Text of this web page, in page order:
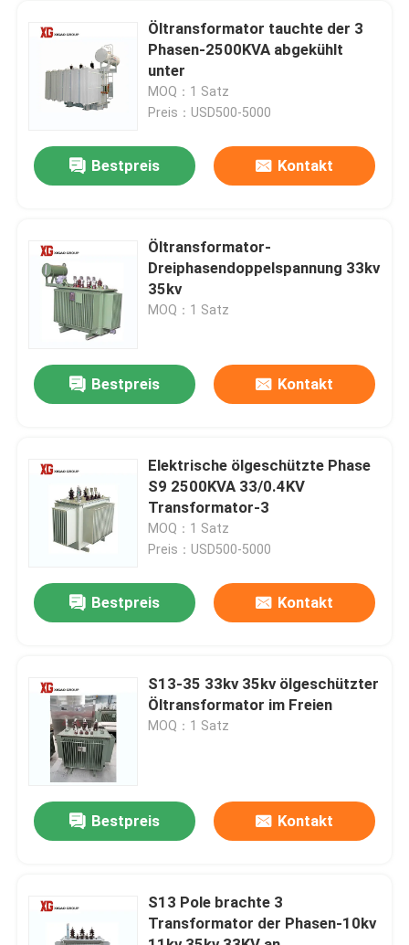
Produkte
Über uns
Fabrik-Ausflug
Treten Sie mit uns in Verbindung
Fordern Sie ein Zitat
Luft-Lasttrennschalter
Netzverteilungs-Schaltanlage
Öltransformator tauchte der 3
Phasen-2500KVA abgekühlt
unter
MOQ：1 Satz
Preis：USD500-5000
Bestpreis Kontakt
Öltransformator-
Dreiphasendoppelspannung 33kv
35kv
MOQ：1 Satz
Bestpreis Kontakt
Elektrische ölgeschützte Phase
S9 2500KVA 33/0.4KV
Transformator-3
MOQ：1 Satz
Preis：USD500-5000
Bestpreis Kontakt
S13-35 33kv 35kv ölgeschützter
Öltransformator im Freien
MOQ：1 Satz
Bestpreis Kontakt
S13 Pole brachte 3
Transformator der Phasen-10kv